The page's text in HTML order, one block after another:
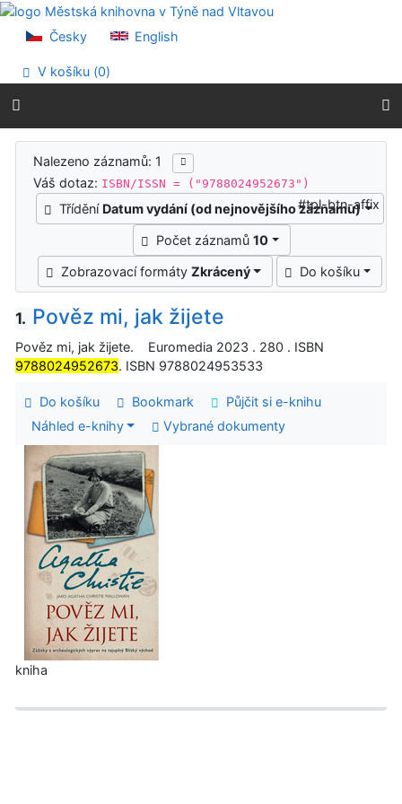
Přejít na obsah
Přejít na menu
Prohlášení o webové přístupnosti
Česky English
V košíku (0)
Výsledky vyhledávání
Nalezeno záznamů: 1
Váš dotaz: ISBN/ISSN = ("9788024952673")
Třídění Datum vydání (od nejnovějšího záznamu)
Počet záznamů 10
Zobrazovací formáty Zkrácený Do košíku
#tpl-btn-affix
1. Pověz mi, jak žijete
Pověz mi, jak žijete. Euromedia 2023 . 280 . ISBN
9788024952673. ISBN 9788024953533
Do košíku Bookmark
Půjčit si e-knihu
Náhled e-knihy
Vybrané dokumenty
kniha